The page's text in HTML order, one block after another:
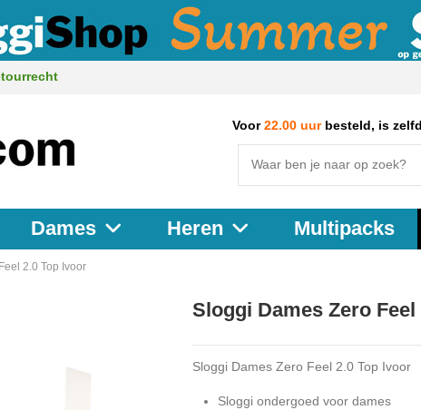
Voor22.00 uur besteld, is
Dames Heren Multipacks
2.0 Top Ivoor
Sloggi Dames Zero Feel
Sloggi Dames Zero Feel 2.0 Top Ivoor
Sloggi ondergoed voor dames